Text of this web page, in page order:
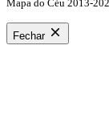
Mapa do Céu 2013-
Fechar